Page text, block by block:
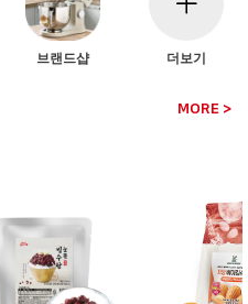
브랜드샵 더보기
MORE >